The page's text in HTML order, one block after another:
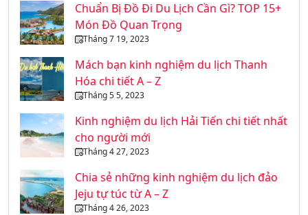
Chuẩn Bị Đồ Đi Du Lịch Cần Gì? TOP 15+
Món Đồ Quan Trọng
Tháng 7 19, 2023
Mách bạn kinh nghiệm du lịch Thanh
Hóa chi tiết A – Z
Tháng 5 5, 2023
Kinh nghiệm du lịch Hải Tiến chi tiết nhất
cho người mới
Tháng 4 27, 2023
Chia sẻ những kinh nghiệm du lịch đảo
Jeju tự túc từ A – Z
Tháng 4 26, 2023